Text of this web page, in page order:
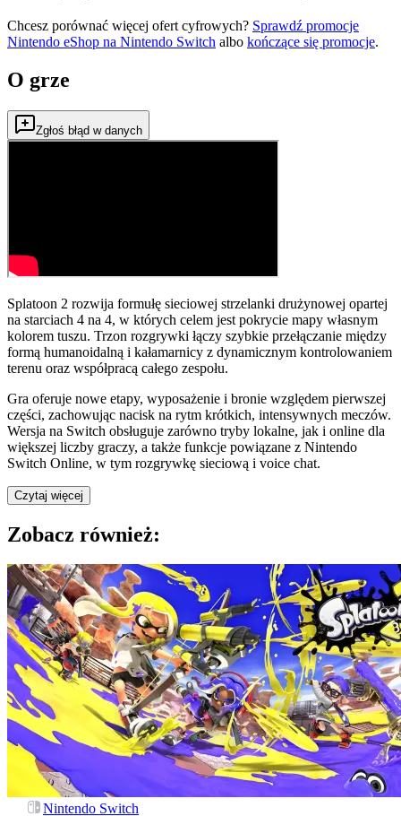
Chcesz porównać więcej ofert cyfrowych? Sprawdź promocje
Nintendo eShop na Nintendo Switch albo kończące się promocje.
O grze
Zgłoś błąd w danych
Splatoon 2 rozwija formułę sieciowej strzelanki drużynowej opartej
na starciach 4 na 4, w których celem jest pokrycie mapy własnym
kolorem tuszu. Trzon rozgrywki łączy szybkie przełączanie między
formą humanoidalną i kałamarnicy z dynamicznym kontrolowaniem
terenu oraz współpracą całego zespołu.
Gra oferuje nowe etapy, wyposażenie i bronie względem pierwszej
części, zachowując nacisk na rytm krótkich, intensywnych meczów.
Wersja na Switch obsługuje zarówno tryby lokalne, jak i online dla
większej liczby graczy, a także funkcje powiązane z Nintendo
Switch Online, w tym rozgrywkę sieciową i voice chat.
Czytaj więcej
Zobacz również:
Nintendo Switch